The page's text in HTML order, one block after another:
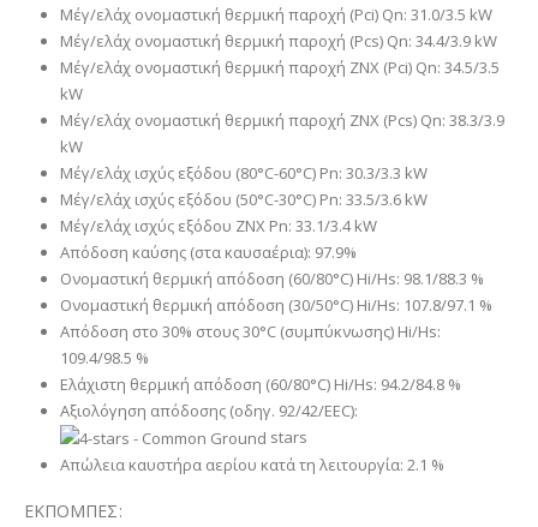
Μέγ/ελάχ ονομαστική θερμική παροχή (Pci) Qn: 31.0/3.5 kW
Μέγ/ελάχ ονομαστική θερμική παροχή (Pcs) Qn: 34.4/3.9 kW
Μέγ/ελάχ ονομαστική θερμική παροχή ZNX (Pci) Qn: 34.5/3.5
kW
Μέγ/ελάχ ονομαστική θερμική παροχή ZNX (Pcs) Qn: 38.3/3.9
kW
Μέγ/ελάχ ισχύς εξόδου (80°C-60°C) Pn: 30.3/3.3 kW
Μέγ/ελάχ ισχύς εξόδου (50°C-30°C) Pn: 33.5/3.6 kW
Μέγ/ελάχ ισχύς εξόδου ZNX Pn: 33.1/3.4 kW
Απόδοση καύσης (στα καυσαέρια): 97.9%
Ονομαστική θερμική απόδοση (60/80°C) Hi/Hs: 98.1/88.3 %
Ονομαστική θερμική απόδοση (30/50°C) Hi/Hs: 107.8/97.1 %
Απόδοση στο 30% στους 30°C (συμπύκνωσης) Hi/Hs:
109.4/98.5 %
Ελάχιστη θερμική απόδοση (60/80°C) Hi/Hs: 94.2/84.8 %
Αξιολόγηση απόδοσης (οδηγ. 92/42/EEC):
stars
Απώλεια καυστήρα αερίου κατά τη λειτουργία: 2.1 %
ΕΚΠΟΜΠΕΣ: